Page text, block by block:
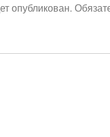
опубликован.